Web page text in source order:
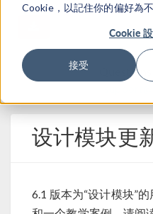
Cookie，以記住你的偏好為不
Cookie
接受
设计模块更
6.1 版本为“设计模块”